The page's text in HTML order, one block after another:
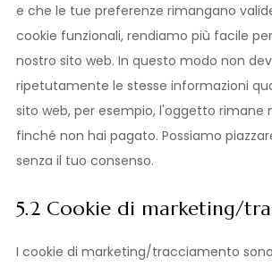
e che le tue preferenze rimangano
cookie funzionali, rendiamo più facile
nostro sito web. In questo modo non
ripetutamente le stesse informazioni
sito web, per esempio, l'oggetto rimane
finché non hai pagato. Possiamo
senza il tuo consenso.
5.2 Cookie di marketing/
I cookie di marketing/tracciamento